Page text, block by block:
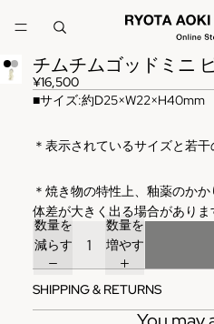
チムチムゴッドミニ
¥16,500
■サイズ:約D25×W22×H40mm
＊表示されているサイズと若
＊焼き物の特性上、釉薬のか
体差が大きく出る場合がありま
数量を
減らす
数量を
増やす
SHIPPING & RETURNS